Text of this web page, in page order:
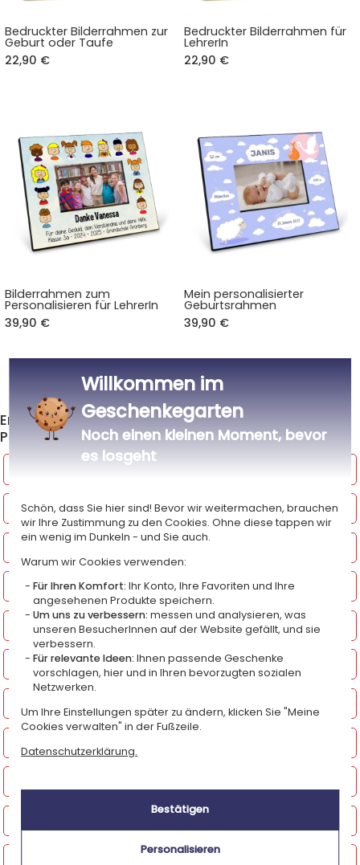
Bedruckter Bilderrahmen zur
Geburt oder Taufe
22,90 €
Bedruckter Bilderrahmen für
LehrerIn
22,90 €
Bilderrahmen zum
Personalisieren für LehrerIn
39,90 €
Mein personalisierter
Geburtsrahmen
39,90 €
Alle bedruckten Fotorahmen
Entdecken Sie weitere Produkte aus der Kategorie
Personalisierte Dekoration
Personalisierte Porträts aus einem Foto
Leinwände und eingerahmte Poster
Personalisierte Kissen
Pflanzen mit Personalisierung
Personalisierte Türschilder
Willkommen im
Geschenkegarten
Noch einen kleinen Moment, bevor
es losgeht
Schön, dass Sie hier sind! Bevor wir weitermachen, brauchen
wir Ihre Zustimmung zu den Cookies. Ohne diese tappen wir
ein wenig im Dunkeln - und Sie auch.
Warum wir Cookies verwenden:
Für Ihren Komfort: Ihr Konto, Ihre Favoriten und Ihre
angesehenen Produkte speichern.
Um uns zu verbessern: messen und analysieren, was
unseren BesucherInnen auf der Website gefällt, und sie
verbessern.
Für relevante Ideen: Ihnen passende Geschenke
vorschlagen, hier und in Ihren bevorzugten sozialen
Netzwerken.
Um Ihre Einstellungen später zu ändern, klicken Sie "Meine
Cookies verwalten" in der Fußzeile.
Datenschutzerklärung.
Bestätigen
Personalisieren